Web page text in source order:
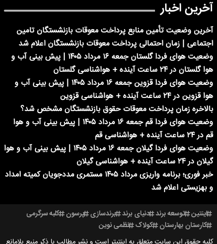
آخرین اخبار
آخرین وضعیت تأمین منابع پرداخت معوقات بازنشستگان تامین
اجتماعی | زمان احتمالی پرداخت معوقات بازنشستگان اعلام شد
وضعیت هوای فردا گلستان جمعه ۱۶ مرداد ۱۴۰۵ | پیش بینی آب و
هوا گلستان در ۲۴ ساعت آینده + هواشناسی گلستان
وضعیت هوای فردا قزوین جمعه ۱۶ مرداد ۱۴۰۵ | پیش بینی آب و
هوا قزوین در ۲۴ ساعت آینده + هواشناسی قزوین
بالاخره زمان پرداخت معوقات حقوق بازنشستگان مشخص شد؟
وضعیت هوای فردا قم جمعه ۱۶ مرداد ۱۴۰۵ | پیش بینی آب و هوا
قم در ۲۴ ساعت آینده + هواشناسی قم
وضعیت هوای فردا گیلان جمعه ۱۶ مرداد ۱۴۰۵ | پیش بینی آب و هوا
گیلان در ۲۴ ساعت آینده + هواشناسی گیلان
خبر فوری؛ برنامه واریزی مرداد ۱۴۰۵ مستمری مددجویان کمیته امداد
و بهزیستی اعلام شد
اینتین توسعه برند دنیای برند برندسازی پرسون کلبه سرگرمی
کارستان بهارستان کولاک نظمی نوین